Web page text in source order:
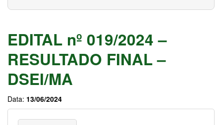
EDITAL nº 019/2024 –
RESULTADO FINAL –
DSEI/MA
Data: 13/06/2024